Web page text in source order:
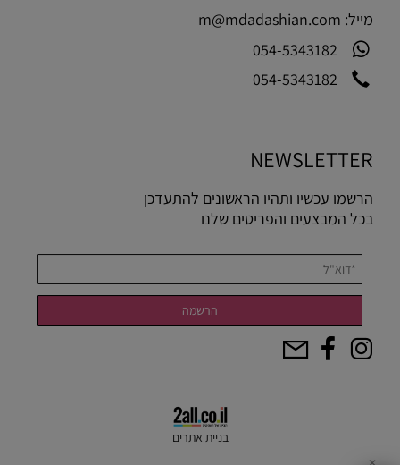
מייל: m@mdadashian.com
054-5343182
054-5343182
NEWSLETTER
הרשמו עכשיו ותהיו הראשונים להתעדכן
בכל המבצעים והפריטים שלנו
בניית אתרים